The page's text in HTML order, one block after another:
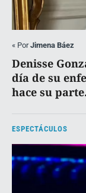
« PorJimena Báez
Denisse
día de su
hace su
ESPECTÁCULOS